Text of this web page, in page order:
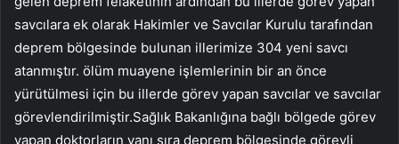
savcılara ek olarak Hakimler ve Savcılar Kurulu tarafından
deprem bölgesinde bulunan illerimize 304 yeni savcı
atanmıştır. ölüm muayene işlemlerinin bir an önce
yürütülmesi için bu illerde görev yapan savcılar ve savcılar
görevlendirilmiştir.Sağlık Bakanlığına bağlı bölgede görev
yapan doktorların yanı sıra deprem bölgesinde görevli